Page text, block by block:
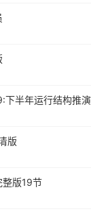
半年运行结构推演
版
整版19节